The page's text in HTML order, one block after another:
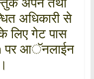
अधिकारी से
के लिए गेट पास
पर आॅनलाईन